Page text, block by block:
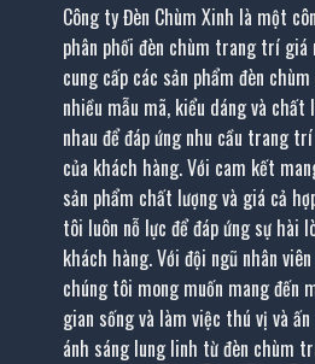
Công ty Đèn Chùm Xinh là một
phân phối đèn chùm trang trí giá
cung cấp các sản phẩm đèn
nhiều mẫu mã, kiểu dáng và chất
nhau để đáp ứng nhu cầu trang
của khách hàng. Với cam kết
sản phẩm chất lượng và giá cả
tôi luôn nỗ lực để đáp ứng sự hài
khách hàng. Với đội ngũ nhân
chúng tôi mong muốn mang đến
gian sống và làm việc thú vị và
ánh sáng lung linh từ đèn chùm